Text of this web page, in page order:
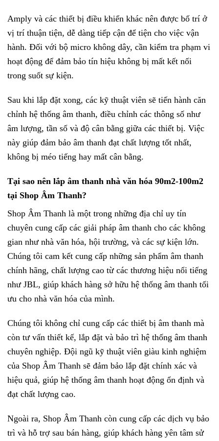
Amply và các thiết bị điều khiển khác nên được bố trí ở
vị trí thuận tiện, dễ dàng tiếp cận để tiện cho việc vận
hành. Đối với bộ micro không dây, cần kiểm tra phạm vi
hoạt động để đảm bảo tín hiệu không bị mất kết nối
trong suốt sự kiện.
Sau khi lắp đặt xong, các kỹ thuật viên sẽ tiến hành căn
chỉnh hệ thống âm thanh, điều chỉnh các thông số như
âm lượng, tần số và độ cân bằng giữa các thiết bị. Việc
này giúp đảm bảo âm thanh đạt chất lượng tốt nhất,
không bị méo tiếng hay mất cân bằng.
Tại sao nên lắp âm thanh nhà văn hóa 90m2-100m2
tại Shop Âm Thanh?
Shop Âm Thanh là một trong những địa chỉ uy tín
chuyên cung cấp các giải pháp âm thanh cho các không
gian như nhà văn hóa, hội trường, và các sự kiện lớn.
Chúng tôi cam kết cung cấp những sản phẩm âm thanh
chính hãng, chất lượng cao từ các thương hiệu nổi tiếng
như JBL, giúp khách hàng sở hữu hệ thống âm thanh tối
ưu cho nhà văn hóa của mình.
Chúng tôi không chỉ cung cấp các thiết bị âm thanh mà
còn tư vấn thiết kế, lắp đặt và bảo trì hệ thống âm thanh
chuyên nghiệp. Đội ngũ kỹ thuật viên giàu kinh nghiệm
của Shop Âm Thanh sẽ đảm bảo lắp đặt chính xác và
hiệu quả, giúp hệ thống âm thanh hoạt động ổn định và
đạt chất lượng cao.
Ngoài ra, Shop Âm Thanh còn cung cấp các dịch vụ bảo
trì và hỗ trợ sau bán hàng, giúp khách hàng yên tâm sử